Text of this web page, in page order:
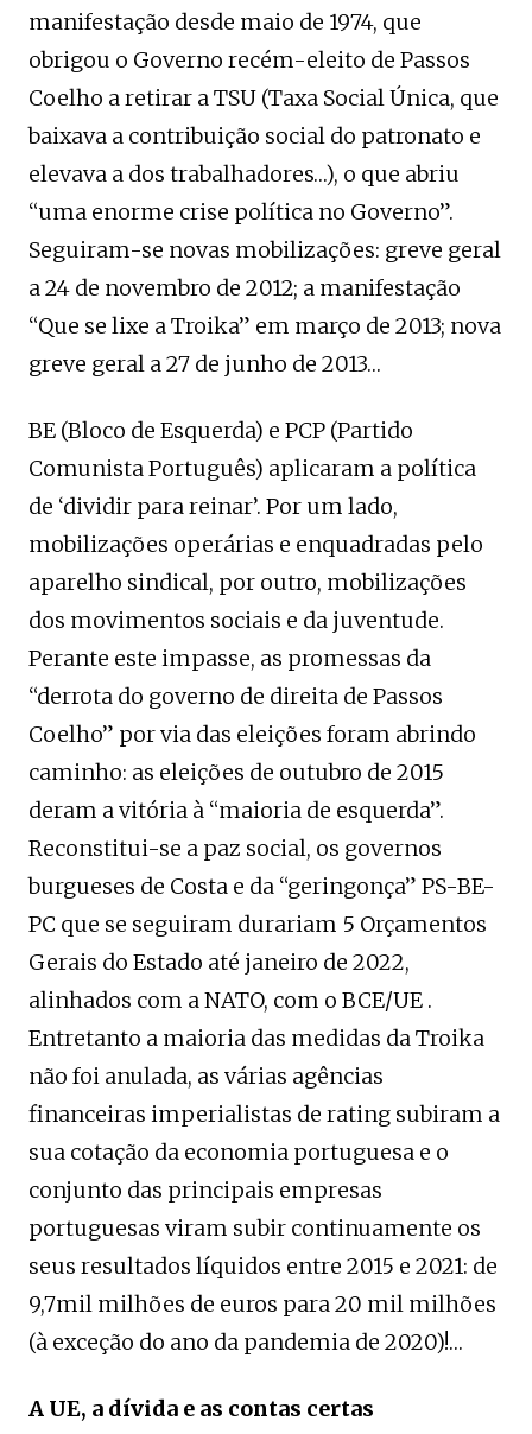
manifestação desde maio de 1974, que
obrigou o Governo recém-eleito de Passos
Coelho a retirar a TSU (Taxa Social Única, que
baixava a contribuição social do patronato e
elevava a dos trabalhadores…), o que abriu
“uma enorme crise política no Governo”.
Seguiram-se novas mobilizações: greve geral
a 24 de novembro de 2012; a manifestação
“Que se lixe a Troika” em março de 2013; nova
greve geral a 27 de junho de 2013…
BE (Bloco de Esquerda) e PCP (Partido
Comunista Português) aplicaram a política
de ‘dividir para reinar’. Por um lado,
mobilizações operárias e enquadradas pelo
aparelho sindical, por outro, mobilizações
dos movimentos sociais e da juventude.
Perante este impasse, as promessas da
“derrota do governo de direita de Passos
Coelho” por via das eleições foram abrindo
caminho: as eleições de outubro de 2015
deram a vitória à “maioria de esquerda”.
Reconstitui-se a paz social, os governos
burgueses de Costa e da “geringonça” PS-BE-
PC que se seguiram durariam 5 Orçamentos
Gerais do Estado até janeiro de 2022,
alinhados com a NATO, com o BCE/UE .
Entretanto a maioria das medidas da Troika
não foi anulada, as várias agências
financeiras imperialistas de rating subiram a
sua cotação da economia portuguesa e o
conjunto das principais empresas
portuguesas viram subir continuamente os
seus resultados líquidos entre 2015 e 2021: de
9,7mil milhões de euros para 20 mil milhões
(à exceção do ano da pandemia de 2020)!…
A UE, a dívida e as contas certas